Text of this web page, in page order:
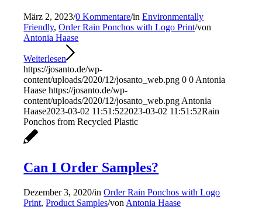
März 2, 2023/0 Kommentare/inEnvironmentally
Friendly,Order Rain Ponchos with Logo Print/von
Antonia Haase
Weiterlesen
https://josanto.de/wp-
content/uploads/2020/12/josanto_web.png 0 0 Antonia
Haase https://josanto.de/wp-
content/uploads/2020/12/josanto_web.png Antonia
Haase2023-03-02 11:51:522023-03-02 11:51:52Rain
Ponchos from Recycled Plastic
Can I Order Samples?
Dezember 3, 2020/inOrder Rain Ponchos with Logo
Print,Product Samples/von Antonia Haase